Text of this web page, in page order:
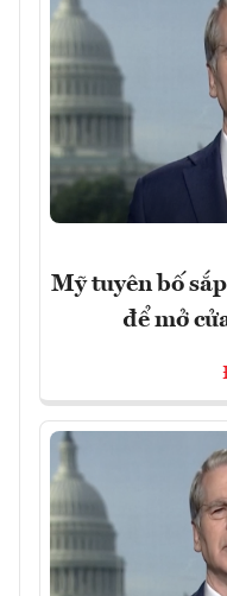
Mỹ tuyên bố
để mở